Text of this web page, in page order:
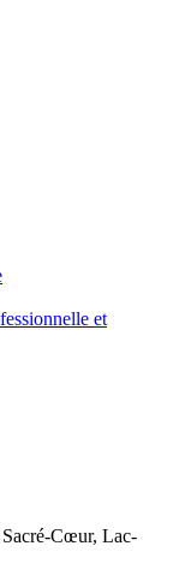
et
Sacré-Cœur, Lac-